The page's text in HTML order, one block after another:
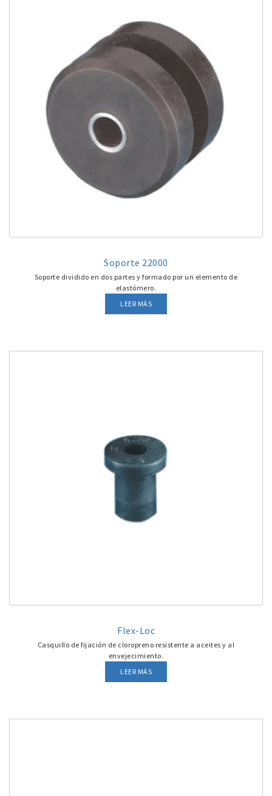
Soporte 22000
Soporte dividido en dos partes y formado por un elemento de
elastómero.
LEER MÁS
Flex-Loc
Casquillo de fijación de cloropreno resistente a aceites y al
envejecimiento.
LEER MÁS